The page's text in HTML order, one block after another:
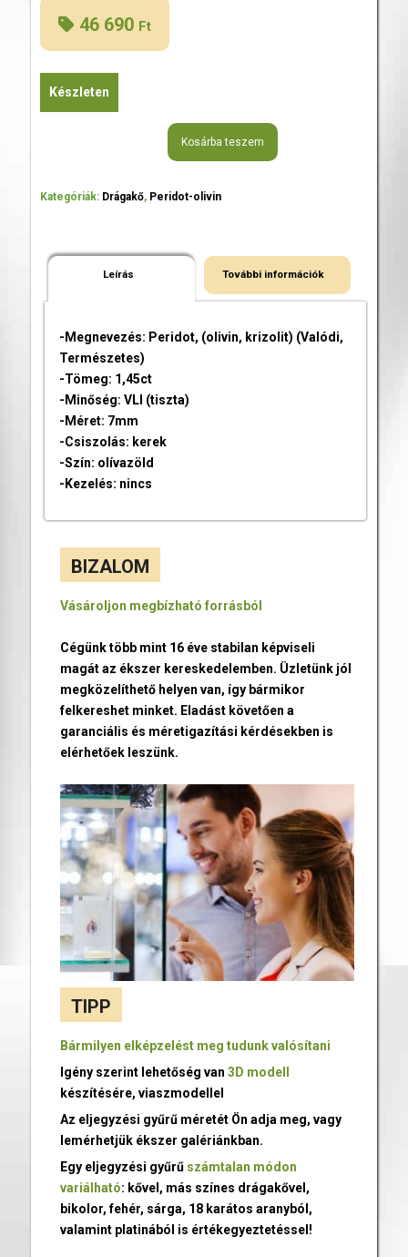
46 690 Ft
Készleten
Kosárba teszem
Kategóriák: Drágakő, Peridot-olivin
Leírás További információk
-Megnevezés: Peridot, (olivin, krizolit) (Valódi,
Természetes)
-Tömeg: 1,45ct
-Minőség: VLI (tiszta)
-Méret: 7mm
-Csiszolás: kerek
-Szín: olívazöld
-Kezelés: nincs
BIZALOM
Vásároljon megbízható forrásból
Cégünk több mint 16 éve stabilan képviseli
magát az ékszer kereskedelemben. Üzletünk jól
megközelíthető helyen van, így bármikor
felkereshet minket. Eladást követően a
garanciális és méretigazítási kérdésekben is
elérhetőek leszünk.
TIPP
Bármilyen elképzelést meg tudunk valósítani
Igény szerint lehetőség van 3D modell
készítésére, viaszmodellel
Az eljegyzési gyűrű méretét Ön adja meg, vagy
lemérhetjük ékszer galériánkban.
Egy eljegyzési gyűrű számtalan módon
variálható: kővel, más színes drágakővel,
bikolor, fehér, sárga, 18 karátos aranyból,
valamint platinából is értékegyeztetéssel!